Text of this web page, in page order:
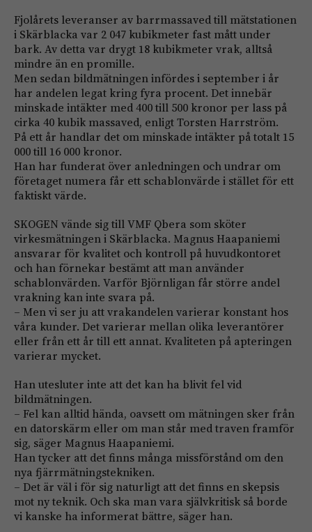
Fjolårets leveranser av barr­massaved till mätstationen
i Skärblacka var 2 047 kubikmeter fast mått under
bark. Av detta var drygt 18 kubikmeter vrak, alltså
mindre än en promille.
Men sedan bildmätningen infördes i september i år
har andelen legat kring fyra procent. Det innebär
minskade intäkter med 400 till 500 kronor per lass på
cirka 40 kubik massaved, enligt Torsten Harrström.
På ett år handlar det om minskade intäkter på totalt 15
000 till 16 000 kronor.
Han har funderat över anledningen och undrar om
företaget numera får ett schablonvärde i stället för ett
faktiskt värde.
SKOGEN vände sig till VMF Qbera som sköter
virkesmätningen i Skärblacka. Magnus Haapaniemi
ansvarar för kvalitet och kontroll på huvudkontoret
och han förnekar bestämt att man använder
schablonvärden. Varför Björnligan får större andel
vrakning kan inte svara på.
– Men vi ser ju att vrak­andelen varierar konstant hos
våra kunder. Det varierar mellan ­olika leverantörer
eller från ett år till ett annat. Kvaliteten på apteringen
varierar mycket.
Han utesluter inte att det kan ha blivit fel vid
bildmätningen.
– Fel kan alltid hända, oavsett om mätningen sker från
en datorskärm eller om man står med traven framför
sig, säger Magnus Haapaniemi.
Han tycker att det finns många missförstånd om den
nya fjärrmätningstekniken.
– Det är väl i för sig naturligt att det finns en skepsis
mot ny teknik. Och ska man vara självkritisk så borde
vi kanske ha informerat bättre, säger han.